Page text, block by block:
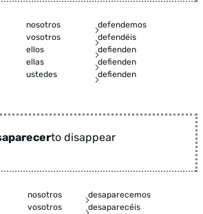
nosotros
defendemos
vosotros
defendéis
ellos
defienden
ellas
defienden
ustedes defienden
to disappear
nosotros
desaparecemos
vosotros
desaparecéis